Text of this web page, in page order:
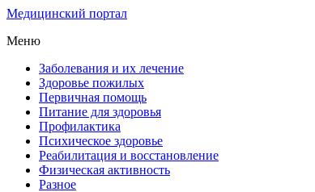
Медицинский портал
Меню
Заболевания и их лечение
Здоровье пожилых
Первичная помощь
Питание для здоровья
Профилактика
Психическое здоровье
Реабилитация и восстановление
Физическая активность
Разное